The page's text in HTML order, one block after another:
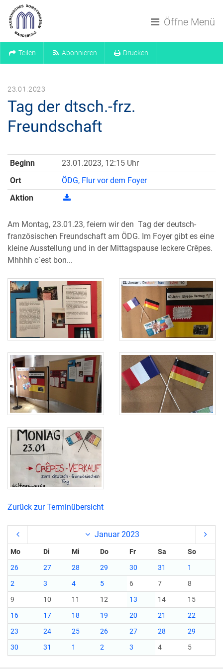
Öffne Menü
Teilen Abonnieren Drucken
23.01.2023
Tag der dtsch.-frz.
Freundschaft
Beginn
23.01.2023, 12:15 Uhr
Ort
ÖDG, Flur vor dem Foyer
Aktion
Am Montag, 23.01.23, feiern wir den Tag der deutsch-
französischen Freundschaft am ÖDG. Im Foyer gibt es eine
kleine Ausstellung und in der Mittagspause leckere Crêpes.
Mhhhh c´est bon...
Zurück zur Terminübersicht
Januar 2023
Mo Di Mi Do Fr Sa
So
26
27 28 29 30 31
1
2
3 4 5 6 7
8
9
10 11 12 13 14
15
16
17 18 19 20 21
22
23
24 25 26 27 28
29
30
31 1 2 3 4 5